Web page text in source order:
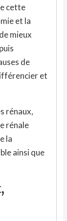
cette
et la
mieux
de
et
rénaux,
rénale
la
ainsi que